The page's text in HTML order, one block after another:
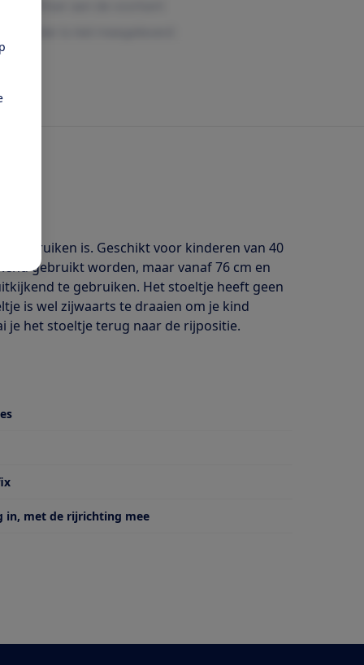
gebruiken is. Geschikt voor kinderen van 40
gebruikt worden, maar vanaf 76 cm en
te gebruiken. Het stoeltje heeft geen
is wel zijwaarts te draaien om je kind
je het stoeltje terug naar de rijpositie.
in, met de rijrichting mee